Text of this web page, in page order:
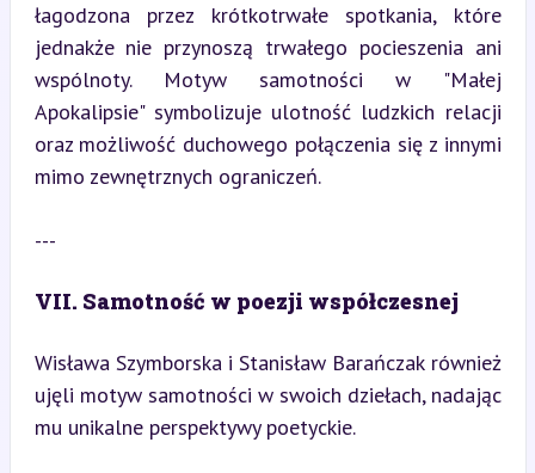
łagodzona przez krótkotrwałe spotkania, które
jednakże nie przynoszą trwałego pocieszenia ani
wspólnoty. Motyw samotności w "Małej
Apokalipsie" symbolizuje ulotność ludzkich relacji
oraz możliwość duchowego połączenia się z innymi
mimo zewnętrznych ograniczeń.
---
VII. Samotność w poezji współczesnej
Wisława Szymborska i Stanisław Barańczak również
ujęli motyw samotności w swoich dziełach, nadając
mu unikalne perspektywy poetyckie.